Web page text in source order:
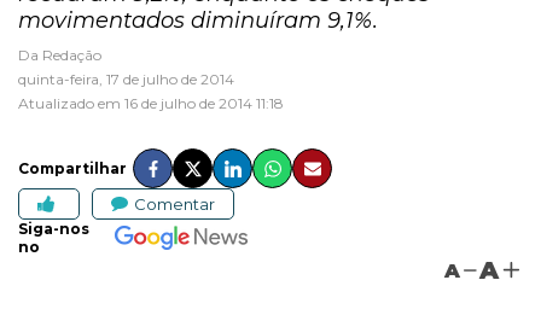
movimentados diminuíram 9,1%.
Da Redação
quinta-feira, 17 de julho de 2014
Atualizado em 16 de julho de 2014 11:18
Compartilhar
Comentar
Siga-nos
no
A A